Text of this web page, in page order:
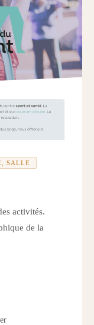
SALLE
activités.
de la